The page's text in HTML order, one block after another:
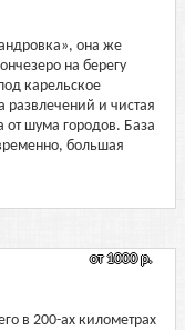
она же
на берегу
карельское
развлечений и чистая
от шума городов. База
большая
от 1000 р.
в 200-ах километрах